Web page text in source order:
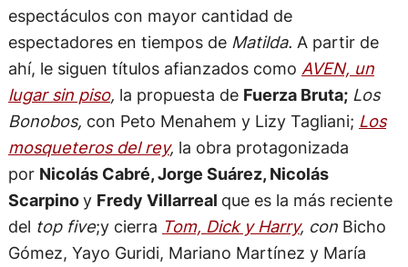
espectáculos con mayor cantidad de
espectadores en tiempos de Matilda. A partir de
ahí, le siguen títulos afianzados como AVEN, un
lugar sin piso, la propuesta de Fuerza Bruta; Los
Bonobos, con Peto Menahem y Lizy Tagliani; Los
mosqueteros del rey, la obra protagonizada
por Nicolás Cabré, Jorge Suárez, Nicolás
Scarpinoy Fredy Villarreal que es la más reciente
del top five;y cierra Tom, Dick y Harry, con Bicho
Gómez, Yayo Guridi, Mariano Martínez y María